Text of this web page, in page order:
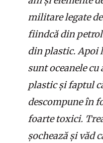
militare legate
fiindcă din petrol
din plastic. Apoi
sunt oceanele cu
plastic și faptul
descompune în
foarte toxici.
șochează și văd